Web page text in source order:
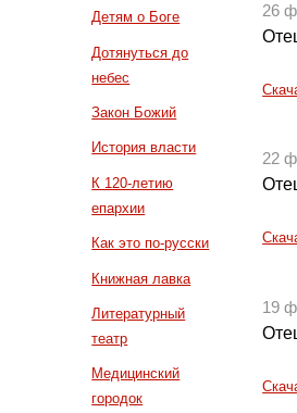
Детям о Боге
Дотянуться до
небес
Закон Божий
История власти
К 120-летию
епархии
Как это по-русски
Книжная лавка
Литературный
театр
Медицинский
городок
26
22
19